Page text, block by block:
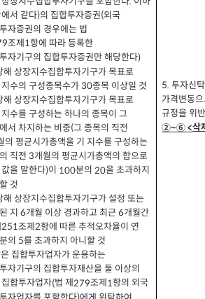
서 같다)의 집합투자증권(외국
자증권의 경우에는 법
조제 1항에 따라 등록한
자기구의 집합투자증권만 해당한다)
해 상장지수집합투자기구가 목표로
수의 구성종목수가30종목 이상일 것
해 상장지수집합투자기구가 목표로
수를 구성하는 하나의 종목이 그
서 차지하는 비중(그 종목의 직전
의 평균시가총액을 기 지수를 구성하는
직전 3개월의 평균시가총액의 합으로
값을 말한다)이 100분의 20을 초과하지
것
해 상장지수집합투자기구가 설정 또는
지 6개월 이상 경과하고 최근6개월간
251조제2항에 따른 추적오차율이 연
분의 5를 초과하지 아니할 것
집합투자업자가 운용하는
자기구의 집합투자재산을 둘 이상의
집합투자업자(법 제279조제 1항의 외국
5.투자신
가격변동
규정을 위
②~⑥ <삭